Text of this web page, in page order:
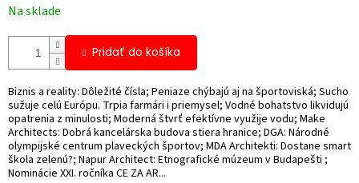
cena:
Na sklade
Pridať do košíka
Biznis a reality: Dôležité čísla; Peniaze chýbajú aj na športoviská; Sucho
sužuje celú Európu. Trpia farmári i priemysel; Vodné bohatstvo likvidujú
opatrenia z minulosti; Moderná štvrť efektívne využije vodu; Make
Architects: Dobrá kancelárska budova stiera hranice; DGA: Národné
olympijské centrum plaveckých športov; MDA Architekti: Dostane smart
škola zelenú?; Napur Architect: Etnografické múzeum v Budapešti ;
Nominácie XXI. ročníka CE ZA AR...